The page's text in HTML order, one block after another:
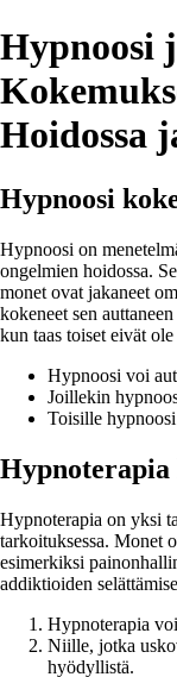
Hypnoosi
Hoidossa
Hypnoosi
Hypnoosi on
ongelmien hoidossa.
monet ovat jakaneet
kokeneet sen
kun taas toiset eivät
Hypnoosi voi
Joillekin
Toisille
Hypnoterapia
Hypnoterapia on yksi
tarkoituksessa. Monet
esimerkiksi
addiktioiden
Hypnoterapia
Niille, jotka
hyödyllistä.